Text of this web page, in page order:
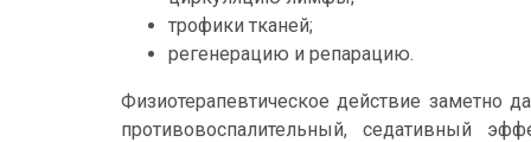
трофики тканей;
регенерацию и репарацию.
Физиотерапевтическое действие заметно
противовоспалительный, седативный